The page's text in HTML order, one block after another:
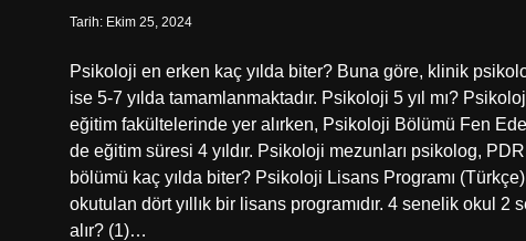
Tarih: Ekim 25, 2024
Psikoloji en erken kaç yılda biter? Buna göre, klinik
ise 5-7 yılda tamamlanmaktadır. Psikoloji 5 yıl mı?
eğitim fakültelerinde yer alırken, Psikoloji Bölümü Fen
de eğitim süresi 4 yıldır. Psikoloji mezunları psikolog,
bölümü kaç yılda biter? Psikoloji Lisans Programı
okutulan dört yıllık bir lisans programıdır. 4 senelik okul
alır? (1)…